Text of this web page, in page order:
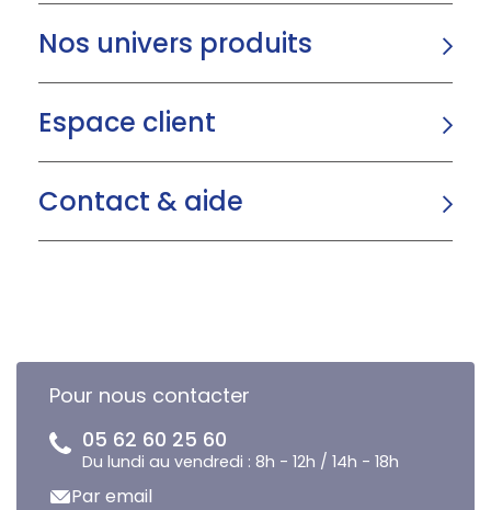
Nos univers produits
Espace client
Contact & aide
Pour nous contacter
05 62 60 25 60
Du lundi au vendredi : 8h - 12h / 14h - 18h
Par email